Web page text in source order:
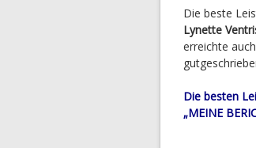
Die beste
Lynette
erreichte
Die besten
„MEINE